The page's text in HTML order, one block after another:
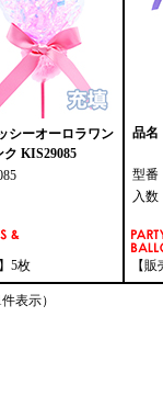
シーオーロラワン
ク KIS29085
5枚
品名
型番
入数
【
表示）